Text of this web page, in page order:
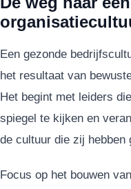
Een gezonde
het resultaat van
Het begint met leiders
spiegel te kijken en
de cultuur die zij hebben
Focus op het bouwen